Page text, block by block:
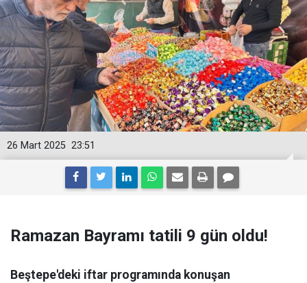
23:51
26 Mart 2025
Ramazan Bayramı tatili 9 gün oldu!
Beştepe'deki iftar programında konuşan